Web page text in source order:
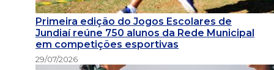
Primeira edição do Jogos Escolares de
Jundiaí reúne 750 alunos da Rede Municipal
em competições esportivas
29/07/2026